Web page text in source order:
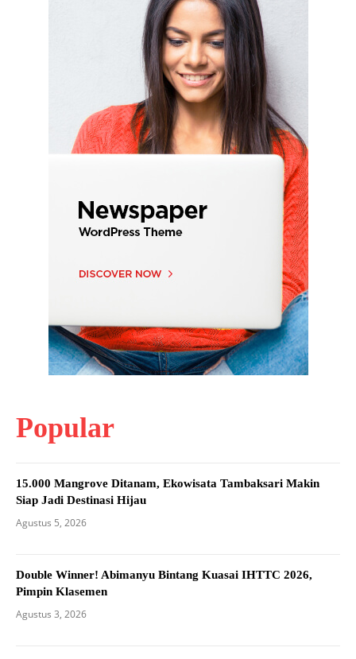
Popular
15.000 Mangrove Ditanam, Ekowisata Tambaksari Makin
Siap Jadi Destinasi Hijau
Agustus 5, 2026
Double Winner! Abimanyu Bintang Kuasai IHTTC 2026,
Pimpin Klasemen
Agustus 3, 2026